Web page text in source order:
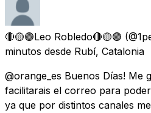
🔴🟡🟣Leo Robledo🔴🟡🟣
minutos desde Rubí, Catalonia
@orange_es Buenos Días! Me
facilitarais el correo para
ya que por distintos canales